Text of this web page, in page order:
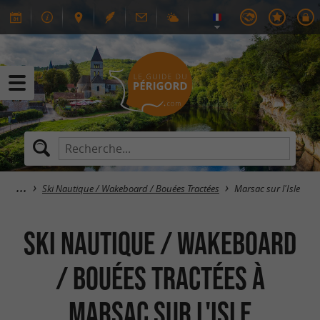
Ski Nautique / Wakeboard / Bouées Tractées Marsac sur l'Isle
Ski Nautique / Wakeboard
/ Bouées Tractées à
Marsac sur l'Isle